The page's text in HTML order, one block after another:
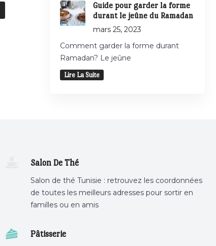
Guide pour garder la forme
durant le jeûne du Ramadan
mars 25, 2023
Comment garder la forme durant
Ramadan? Le jeûne
Lire La Suite
Salon De Thé
Salon de thé Tunisie : retrouvez les coordonnées
de toutes les meilleurs adresses pour sortir en
familles ou en amis
Pâtisserie